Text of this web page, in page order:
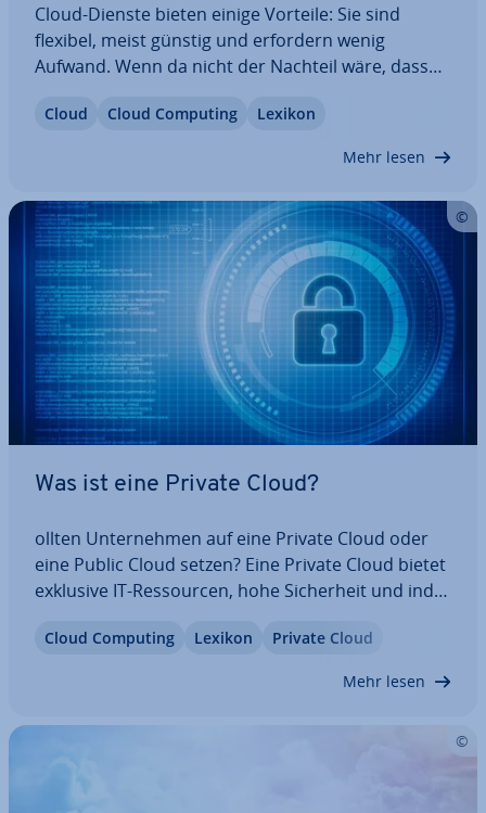
Cloud-Dienste bieten einige Vorteile: Sie sind
flexibel, meist günstig und erfordern wenig
Aufwand. Wenn da nicht der Nachteil wäre, dass
geben muss. Die Hybrid Cloud bietet einen in­ter­es­
Cloud Cloud Computing Lexikon
Mehr lesen
Was ist eine Private Cloud?
ollten Un­ter­neh­men auf eine Private Cloud oder
eine Public Cloud setzen? Eine Private Cloud bietet
exklusive IT-Res­sour­cen, hohe Si­cher­heit und in­di­
besonders für Firmen mit hohen Da­ten­schutz­an­
Cloud Computing Lexikon Private Cloud
Mehr lesen